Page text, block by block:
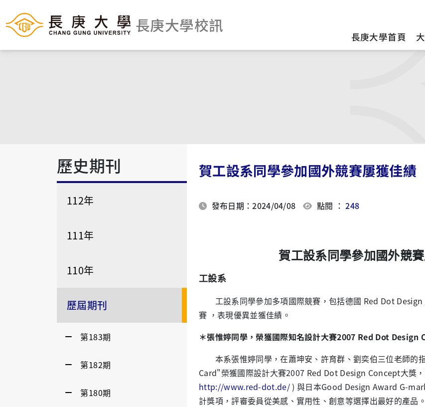
長庚大學校訊
長庚大學首頁
歷史期刊
112年
111年
110年
歷屆期刊
第183期
第182期
第180期
賀工設系同學參加國外競賽屢獲佳績
發布日期：2024/04/08 點閱 ：248
賀工設系同學參加國外競
工設系
工設系同學參加多項國際競賽，包括德國 Red Dot Design
賽 ，表現優異並獲佳績。
＊張惟婷同學，榮獲國際知名設計大賽2007 Red Dot Design
本系張惟婷同學，在蕭坤安、許育群、劉奕伯三位老師的
Card"榮獲國際設計大賽2007 Red Dot Design Concept大獎
http://www.red-dot.de/) 與日本Good Design Award G-
計獎項，評審委員從美感、實用性、創意等選擇出最好的產品